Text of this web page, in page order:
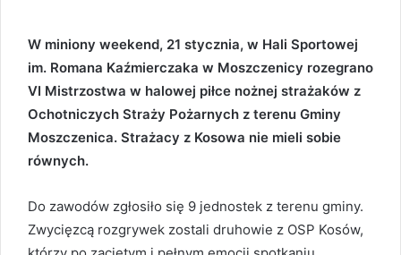
W miniony weekend, 21 stycznia, w Hali Sportowej
im. Romana Kaźmierczaka w Moszczenicy rozegrano
VI Mistrzostwa w halowej piłce nożnej strażaków z
Ochotniczych Straży Pożarnych z terenu Gminy
Moszczenica. Strażacy z Kosowa nie mieli sobie
równych.
Do zawodów zgłosiło się 9 jednostek z terenu gminy.
Zwycięzcą rozgrywek zostali druhowie z OSP Kosów,